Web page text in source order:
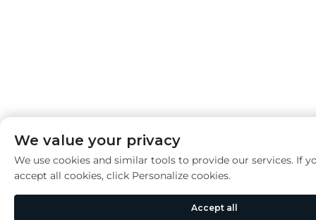
We value your privacy
We use cookies and similar tools to provide our services. If
accept all cookies, click Personalize cookies.
Accept all